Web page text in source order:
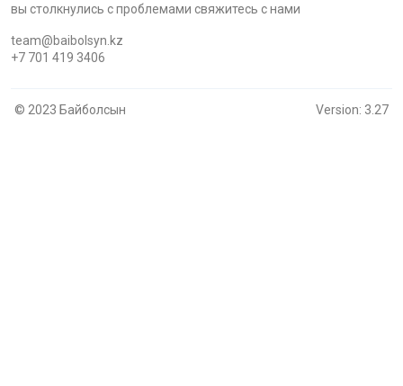
вы столкнулись с проблемами cвяжитесь с нами
team@baibolsyn.kz
+7 701 419 3406
© 2023 Байболсын Version: 3.27